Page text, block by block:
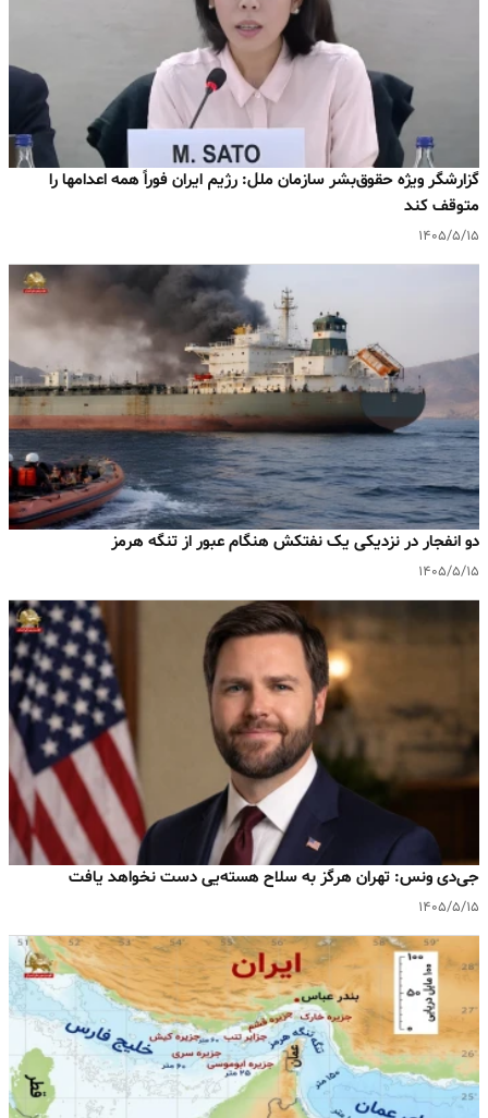
گزارشگر ویژه حقوق‌بشر سازمان ملل: رژیم ایران فوراً همه اعدامها را
متوقف کند
۱۴۰۵/۵/۱۵
دو انفجار در نزدیکی یک نفتکش هنگام عبور از تنگه هرمز
۱۴۰۵/۵/۱۵
جی‌دی ونس: تهران هرگز به سلاح هسته‌یی دست نخواهد یافت
۱۴۰۵/۵/۱۵